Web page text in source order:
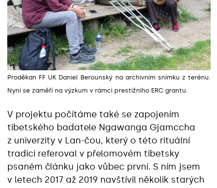
Proděkan FF UK Daniel Berounský na archivním snímku z terénu.
Nyní se zaměří na výzkum v rámci prestižního ERC grantu.
V projektu počítáme také se zapojením
tibetského badatele Ngawanga Gjamccha
z univerzity v Lan-čou, který o této rituální
tradici referoval v přelomovém tibetsky
psaném článku jako vůbec první. S ním jsem
v letech 2017 až 2019 navštívil několik starých